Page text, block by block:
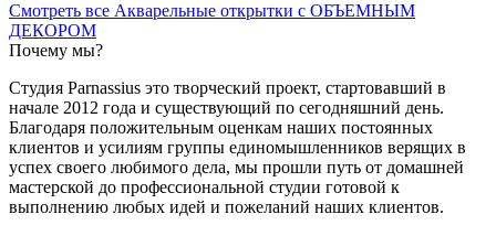
Смотреть все Акварельные открытки с ОБЪЕМНЫМ
ДЕКОРОМ
Почему мы?
Студия Parnassius это творческий проект, стартовавший в
начале 2012 года и существующий по сегодняшний день.
Благодаря положительным оценкам наших постоянных
клиентов и усилиям группы единомышленников верящих в
успех своего любимого дела, мы прошли путь от домашней
мастерской до профессиональной студии готовой к
выполнению любых идей и пожеланий наших клиентов.